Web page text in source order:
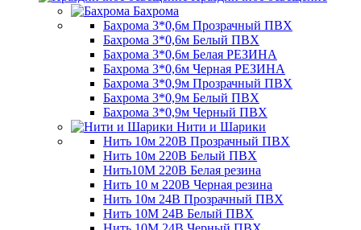
Бахрома
Бахрома 3*0,6м Прозрачный ПВХ
Бахрома 3*0,6м Белый ПВХ
Бахрома 3*0,6м Белая РЕЗИНА
Бахрома 3*0,6м Черная РЕЗИНА
Бахрома 3*0,9м Прозрачный ПВХ
Бахрома 3*0,9м Белый ПВХ
Бахрома 3*0,9м Черный ПВХ
Нити и Шарики
Нить 10м 220В Прозрачный ПВХ
Нить 10м 220В Белый ПВХ
Нить10М 220В Белая резина
Нить 10 м 220В Черная резина
Нить 10м 24В Прозрачный ПВХ
Нить 10М 24В Белый ПВХ